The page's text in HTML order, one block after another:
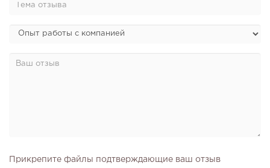
Прикрепите файлы подтверждающие ваш отзыв